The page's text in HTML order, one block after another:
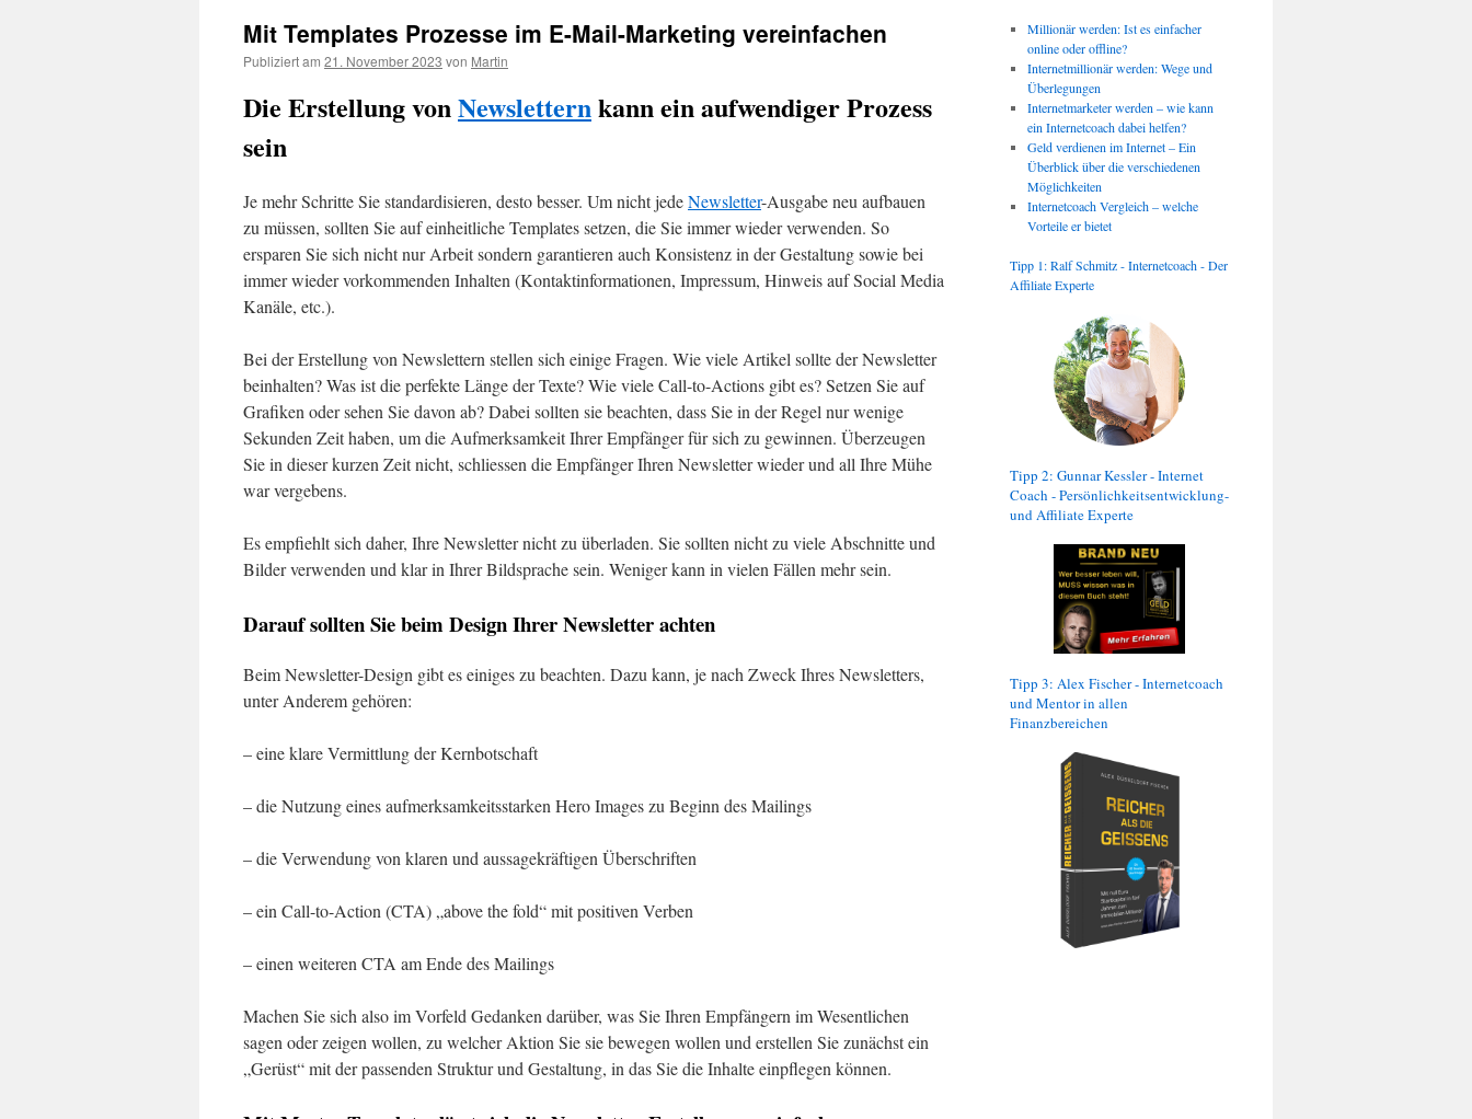
Mit Templates Prozesse im E-Mail-Marketing vereinfachen
Publiziert am 21. November 2023 von Martin
Die Erstellung vonNewsletternkann ein aufwendiger Prozess
sein
Je mehr Schritte Sie standardisieren, desto besser. Um nicht jedeNewsletter-Ausgabe neu aufbauen
zu müssen, sollten Sie auf einheitliche Templates setzen, die Sie immer wieder verwenden. So
ersparen Sie sich nicht nur Arbeit sondern garantieren auch Konsistenz in der Gestaltung sowie bei
immer wieder vorkommenden Inhalten (Kontaktinformationen, Impressum, Hinweis auf Social Media
Kanäle, etc.).
Bei der Erstellung von Newslettern stellen sich einige Fragen. Wie viele Artikel sollte der Newsletter
beinhalten? Was ist die perfekte Länge der Texte? Wie viele Call-to-Actions gibt es? Setzen Sie auf
Grafiken oder sehen Sie davon ab? Dabei sollten sie beachten, dass Sie in der Regel nur wenige
Sekunden Zeit haben, um die Aufmerksamkeit Ihrer Empfänger für sich zu gewinnen. Überzeugen
Sie in dieser kurzen Zeit nicht, schliessen die Empfänger Ihren Newsletter wieder und all Ihre Mühe
war vergebens.
Es empfiehlt sich daher, Ihre Newsletter nicht zu überladen. Sie sollten nicht zu viele Abschnitte und
Bilder verwenden und klar in Ihrer Bildsprache sein. Weniger kann in vielen Fällen mehr sein.
Darauf sollten Sie beim Design Ihrer Newsletter achten
Beim Newsletter-Design gibt es einiges zu beachten. Dazu kann, je nach Zweck Ihres Newsletters,
unter Anderem gehören:
– eine klare Vermittlung der Kernbotschaft
– die Nutzung eines aufmerksamkeitsstarken Hero Images zu Beginn des Mailings
– die Verwendung von klaren und aussagekräftigen Überschriften
– ein Call-to-Action (CTA) „above the fold“ mit positiven Verben
– einen weiteren CTA am Ende des Mailings
Machen Sie sich also im Vorfeld Gedanken darüber, was Sie Ihren Empfängern im Wesentlichen
sagen oder zeigen wollen, zu welcher Aktion Sie sie bewegen wollen und erstellen Sie zunächst ein
„Gerüst“ mit der passenden Struktur und Gestaltung, in das Sie die Inhalte einpflegen können.
Millionär werden: Ist es einfacher
online oder offline?
Internetmillionär werden: Wege und
Überlegungen
Internetmarketer werden – wie kann
ein Internetcoach dabei helfen?
Geld verdienen im Internet – Ein
Überblick über die verschiedenen
Möglichkeiten
Internetcoach Vergleich – welche
Vorteile er bietet
Tipp 1: Ralf Schmitz - Internetcoach - Der
Affiliate Experte
Tipp 2: Gunnar Kessler - Internet
Coach - Persönlichkeitsentwicklung-
und Affiliate Experte
Tipp 3: Alex Fischer - Internetcoach
und Mentor in allen
Finanzbereichen